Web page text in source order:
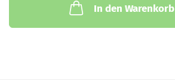
In den Warenkorb